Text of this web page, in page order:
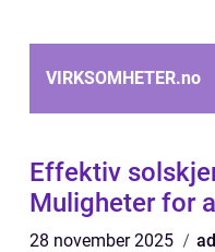
VIRKSOMHETER.no
Effektiv
Muligheter for
28 november 2025